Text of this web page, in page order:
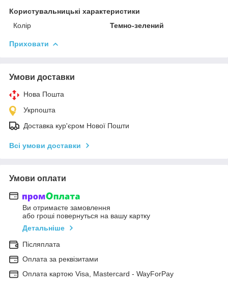
Користувальницькі характеристики
Колір
Темно-зелений
Приховати
Умови доставки
Нова Пошта
Укрпошта
Доставка кур'єром Нової Пошти
Всі умови доставки
Умови оплати
Ви отримаєте замовлення
або гроші повернуться на вашу картку
Детальніше
Післяплата
Оплата за реквізитами
Оплата картою Visa, Mastercard - WayForPay